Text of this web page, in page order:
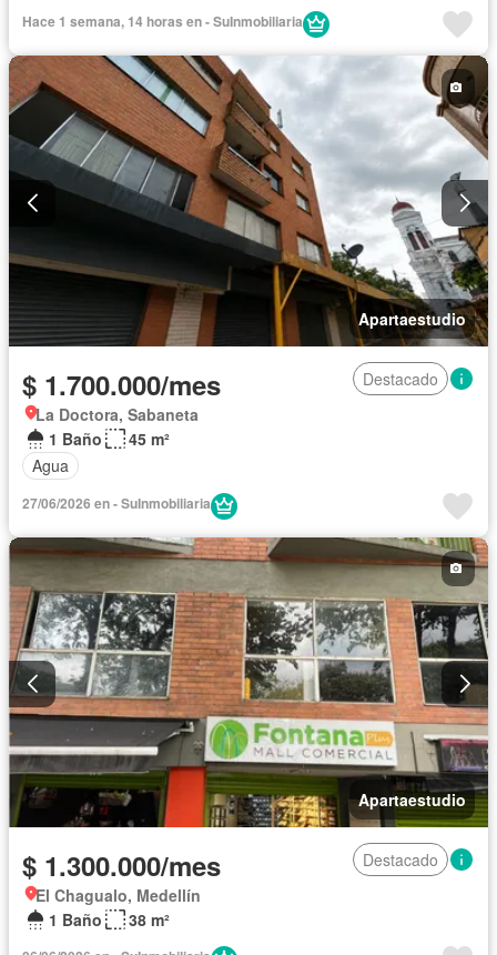
Hace 1 semana, 14 horas en - SuInmobiliaria
Apartaestudio
$ 1.700.000/mes
Destacado
La Doctora, Sabaneta
1 Baño
45 m²
Agua
27/06/2026 en - SuInmobiliaria
Apartaestudio
$ 1.300.000/mes
Destacado
El Chagualo, Medellín
1 Baño
38 m²